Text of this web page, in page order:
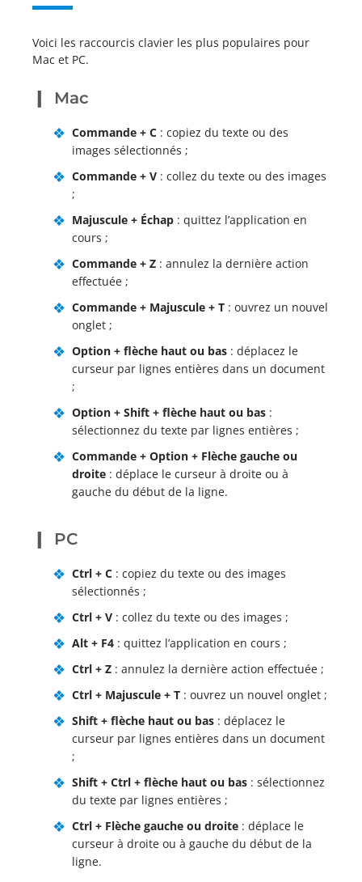
Voici les raccourcis clavier les plus populaires pour
Mac et PC.
Mac
Commande + C : copiez du texte ou des
images sélectionnés ;
Commande + V : collez du texte ou des images
;
Majuscule + Échap : quittez l’application en
cours ;
Commande + Z : annulez la dernière action
effectuée ;
Commande + Majuscule + T : ouvrez un nouvel
onglet ;
Option + flèche haut ou bas : déplacez le
curseur par lignes entières dans un document
;
Option + Shift + flèche haut ou bas :
sélectionnez du texte par lignes entières ;
Commande + Option + Flèche gauche ou
droite : déplace le curseur à droite ou à
gauche du début de la ligne.
PC
Ctrl + C : copiez du texte ou des images
sélectionnés ;
Ctrl + V : collez du texte ou des images ;
Alt + F4 : quittez l’application en cours ;
Ctrl + Z : annulez la dernière action effectuée ;
Ctrl + Majuscule + T : ouvrez un nouvel onglet ;
Shift + flèche haut ou bas : déplacez le
curseur par lignes entières dans un document
;
Shift + Ctrl + flèche haut ou bas : sélectionnez
du texte par lignes entières ;
Ctrl + Flèche gauche ou droite : déplace le
curseur à droite ou à gauche du début de la
ligne.